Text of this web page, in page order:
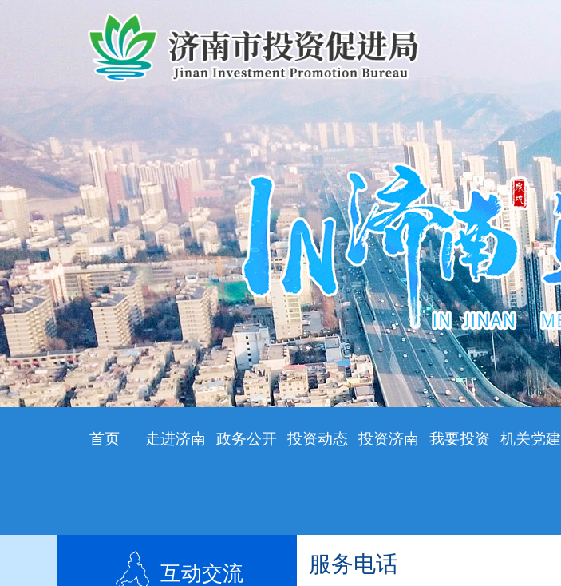
首页 走进济南 政务公开 投资动态 投资济南 我要投资 机关党建
互动交流 服务电话